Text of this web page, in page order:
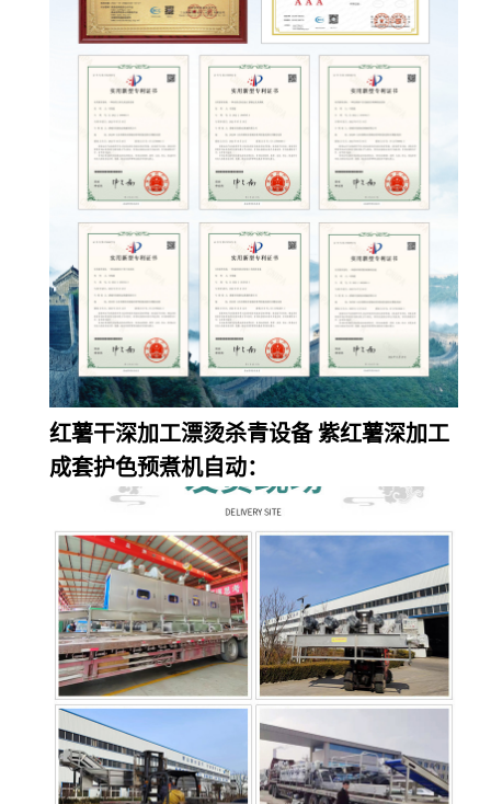
红薯干深加工漂烫杀青设备 紫红薯深加工
成套护色预煮机自动：